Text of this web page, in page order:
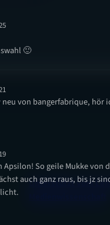
Unterstützt vom
🙂
neu von bangerfabrique, hör
So geile Mukke von
auch ganz raus, bis jz